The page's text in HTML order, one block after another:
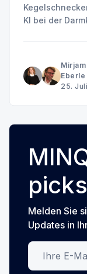
KI bei der
Eberle
25.
Melden Sie
Updates in
Ihre E-Mail-